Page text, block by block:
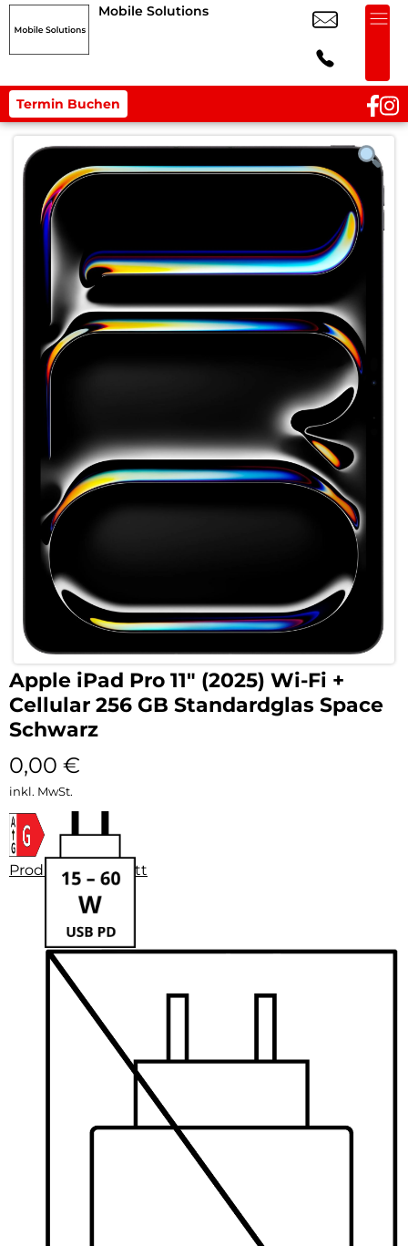
Mobile Solutions
Termin Buchen
Apple iPad Pro 11″ (2025) Wi-Fi +
Cellular 256 GB Standardglas Space
Schwarz
0,00 €
inkl. MwSt.
Produktdatenblatt